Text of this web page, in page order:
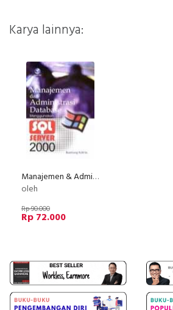
Karya lainnya:
Manajemen & Administrasi Database Menggunakan SQL Server 2000
oleh
Rp 90.000
Rp 72.000